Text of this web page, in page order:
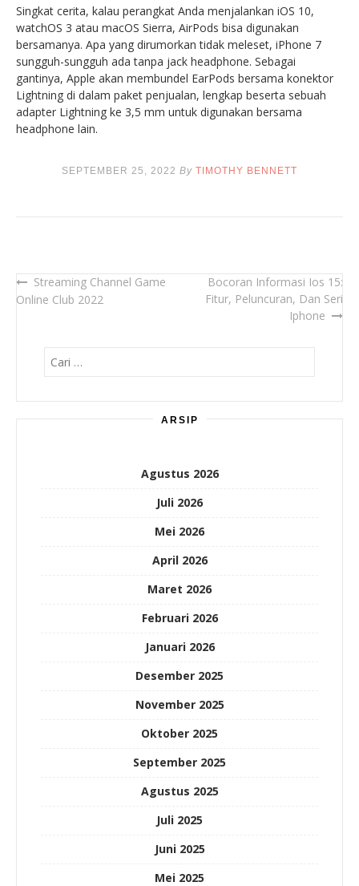
Singkat cerita, kalau perangkat Anda menjalankan iOS 10,
watchOS 3 atau macOS Sierra, AirPods bisa digunakan
bersamanya. Apa yang dirumorkan tidak meleset, iPhone 7
sungguh-sungguh ada tanpa jack headphone. Sebagai
gantinya, Apple akan membundel EarPods bersama konektor
Lightning di dalam paket penjualan, lengkap beserta sebuah
adapter Lightning ke 3,5 mm untuk digunakan bersama
headphone lain.
SEPTEMBER 25, 2022 By TIMOTHY BENNETT
Navigasi
Streaming Channel Game
Online Club 2022
Bocoran Informasi Ios 15:
Fitur, Peluncuran, Dan Seri
Iphone
untuk:
ARSIP
Agustus 2026
Juli 2026
Mei 2026
April 2026
Maret 2026
Februari 2026
Januari 2026
Desember 2025
November 2025
Oktober 2025
September 2025
Agustus 2025
Juli 2025
Juni 2025
Mei 2025